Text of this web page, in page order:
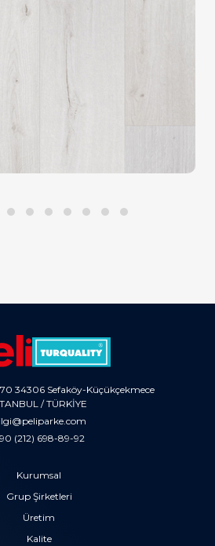
34306 Sefaköy-Küçükçekmece
/ TÜRKİYE
(212) 698-89-92
Kurumsal
Grup Şirketleri
Üretim
Kalite